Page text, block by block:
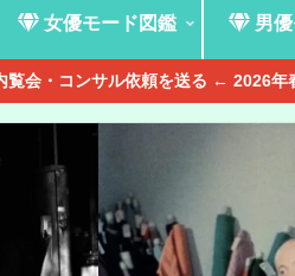
女優モード図鑑 男
覧会・コンサル依頼を送る ← 2026年